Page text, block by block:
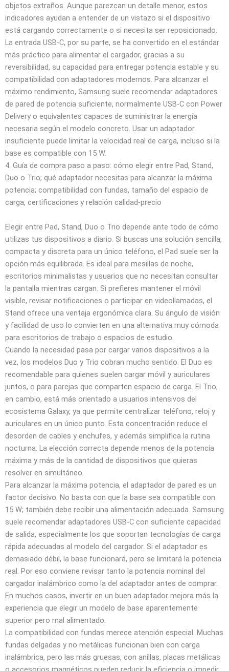
objetos extraños. Aunque parezcan un detalle menor, estos
indicadores ayudan a entender de un vistazo si el dispositivo
está cargando correctamente o si necesita ser reposicionado.
La entrada USB‑C, por su parte, se ha convertido en el estándar
más práctico para alimentar el cargador, gracias a su
reversibilidad, su capacidad para entregar potencia estable y su
compatibilidad con adaptadores modernos. Para alcanzar el
máximo rendimiento, Samsung suele recomendar adaptadores
de pared de potencia suficiente, normalmente USB‑C con Power
Delivery o equivalentes capaces de suministrar la energía
necesaria según el modelo concreto. Usar un adaptador
insuficiente puede limitar la velocidad real de carga, incluso si la
base es compatible con 15 W.
4. Guía de compra paso a paso: cómo elegir entre Pad, Stand,
Duo o Trio; qué adaptador necesitas para alcanzar la máxima
potencia; compatibilidad con fundas, tamaño del espacio de
carga, certificaciones y relación calidad‑precio
Elegir entre Pad, Stand, Duo o Trio depende ante todo de cómo
utilizas tus dispositivos a diario. Si buscas una solución sencilla,
compacta y discreta para un único teléfono, el Pad suele ser la
opción más equilibrada. Es ideal para mesillas de noche,
escritorios minimalistas y usuarios que no necesitan consultar
la pantalla mientras cargan. Si prefieres mantener el móvil
visible, revisar notificaciones o participar en videollamadas, el
Stand ofrece una ventaja ergonómica clara. Su ángulo de visión
y facilidad de uso lo convierten en una alternativa muy cómoda
para escritorios de trabajo o espacios de estudio.
Cuando la necesidad pasa por cargar varios dispositivos a la
vez, los modelos Duo y Trio cobran mucho sentido. El Duo es
recomendable para quienes suelen cargar móvil y auriculares
juntos, o para parejas que comparten espacio de carga. El Trio,
en cambio, está más orientado a usuarios intensivos del
ecosistema Galaxy, ya que permite centralizar teléfono, reloj y
auriculares en un único punto. Esta concentración reduce el
desorden de cables y enchufes, y además simplifica la rutina
nocturna. La elección correcta depende menos de la potencia
máxima y más de la cantidad de dispositivos que quieras
resolver en simultáneo.
Para alcanzar la máxima potencia, el adaptador de pared es un
factor decisivo. No basta con que la base sea compatible con
15 W; también debe recibir una alimentación adecuada. Samsung
suele recomendar adaptadores USB‑C con suficiente capacidad
de salida, especialmente los que soportan tecnologías de carga
rápida adecuadas al modelo del cargador. Si el adaptador es
demasiado débil, la base funcionará, pero se limitará la potencia
real. Por eso conviene revisar tanto la potencia nominal del
cargador inalámbrico como la del adaptador antes de comprar.
En muchos casos, invertir en un buen adaptador mejora más la
experiencia que elegir un modelo de base aparentemente
superior pero mal alimentado.
La compatibilidad con fundas merece atención especial. Muchas
fundas delgadas y no metálicas funcionan bien con carga
inalámbrica, pero las más gruesas, con anillas, placas metálicas